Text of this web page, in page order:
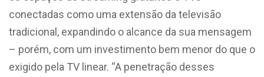
conectadas como uma extensão da televisão
tradicional, expandindo o alcance da sua mensagem
– porém, com um investimento bem menor do que o
exigido pela TV linear. “A penetração desses